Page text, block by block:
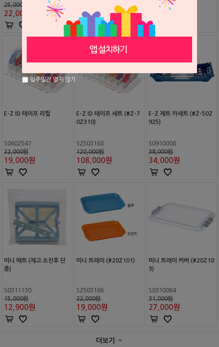
25,000원
22,000 13,000원
95,000원
E-Z ID 테이프 리필
S0602547
22,000원
19,000원
E-Z ID 테이프 세트 (#Z-7
0Z310)
S2503168
120,000원
108,000원
E-Z 제트 카세트 (#Z-50Z
925)
S0910008
38,000원
34,000원
미니 매트 (재고 소진후 단
종)
S0311130
15,000원
12,900원
미니 트레이 (#20Z101)
S2503166
22,000원
19,000원
미니 트레이 커버 (#20Z10
3)
S0310064
31,000원
27,000원
더보기
일주일간 열지 않기